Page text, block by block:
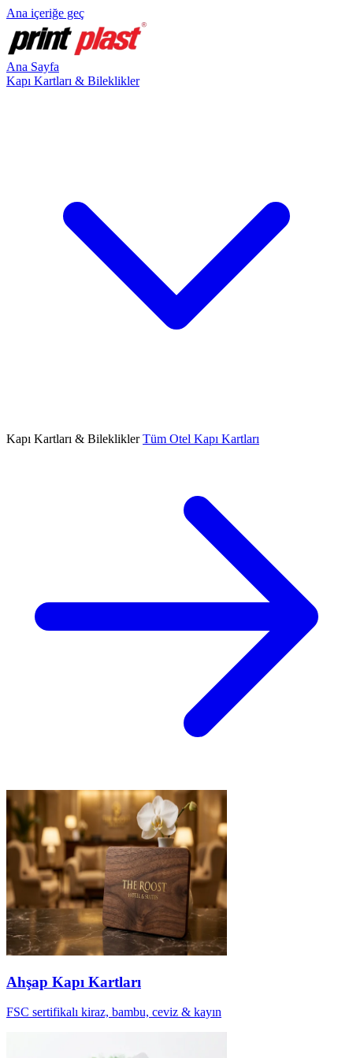
Ana içeriğe geç
Ana Sayfa
Kapı Kartları & Bileklikler
Kapı Kartları & BilekliklerTüm Otel Kapı Kartları
Ahşap Kapı Kartları
FSC sertifikalı kiraz, bambu, ceviz & kayın